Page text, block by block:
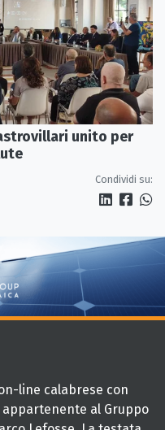
unito per
Condividi su:
line calabrese con
appartenente al Gruppo